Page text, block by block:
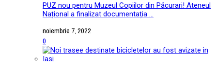
PUZ nou pentru Muzeul Copiilor din Păcurari! Ateneul
Național a finalizat documentația ...
noiembrie 7, 2022
0